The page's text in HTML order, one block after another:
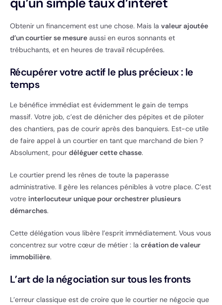
Obtenir un financement est une chose. Mais la valeur ajoutée
d’un courtier se mesure aussi en euros sonnants et
trébuchants, et en heures de travail récupérées.
Récupérer votre actif le plus précieux : le
temps
Le bénéfice immédiat est évidemment le gain de temps
massif. Votre job, c’est de dénicher des pépites et de piloter
des chantiers, pas de courir après des banquiers. Est-ce utile
de faire appel à un courtier en tant que marchand de bien ?
Absolument, pour déléguer cette chasse.
Le courtier prend les rênes de toute la paperasse
administrative. Il gère les relances pénibles à votre place. C’est
votre interlocuteur unique pour orchestrer plusieurs
démarches.
Cette délégation vous libère l’esprit immédiatement. Vous vous
concentrez sur votre cœur de métier : la création de valeur
immobilière.
L’art de la négociation sur tous les fronts
L’erreur classique est de croire que le courtier ne négocie que